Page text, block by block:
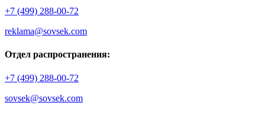
+7 (499) 288-00-72
reklama@sovsek.com
Отдел распространения:
+7 (499) 288-00-72
sovsek@sovsek.com